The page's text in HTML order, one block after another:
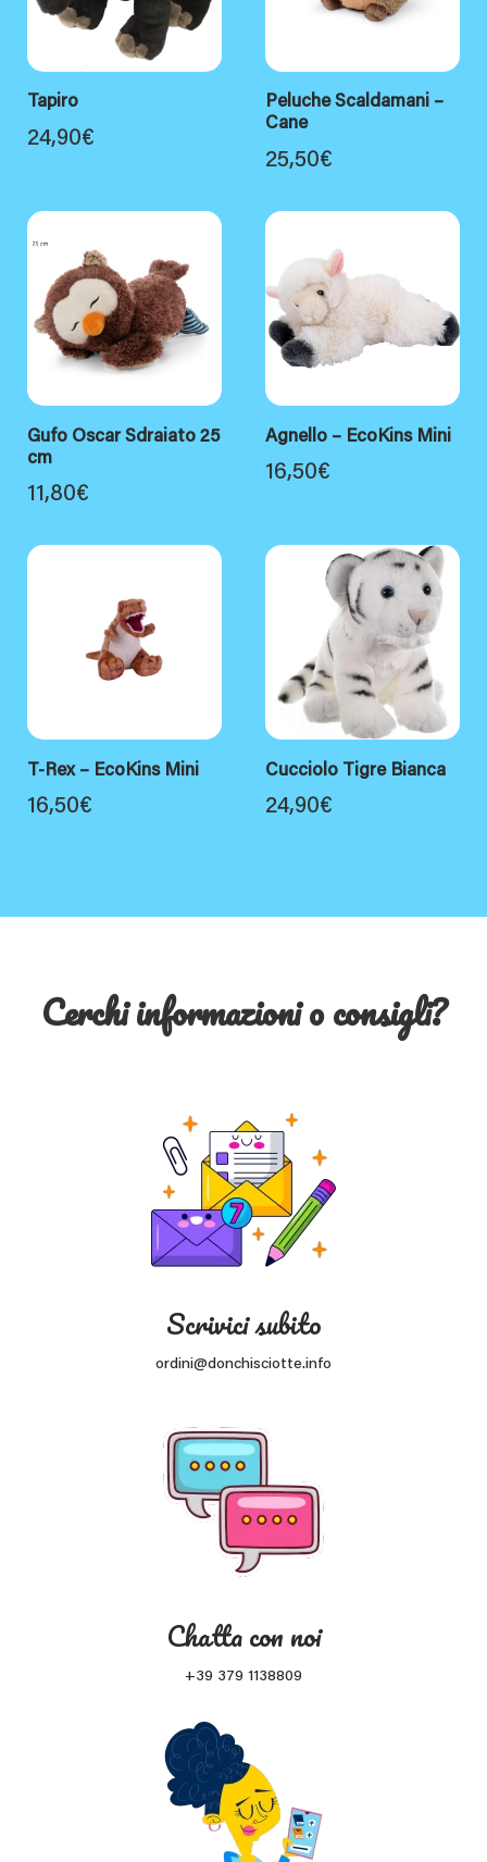
Tapiro
24,90€
Peluche Scaldamani –
Cane
25,50€
Gufo Oscar Sdraiato 25
cm
11,80€
Agnello – EcoKins Mini
16,50€
T-Rex – EcoKins Mini
16,50€
Cucciolo Tigre Bianca
24,90€
Cerchi informazioni o consigli?
Scrivici subito
ordini@donchisciotte.info
Chatta con noi
+39 379 1138809